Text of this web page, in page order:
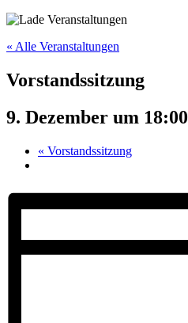
« Alle Veranstaltungen
Vorstandssitzung
9. Dezember um 18:00
« Vorstandssitzung